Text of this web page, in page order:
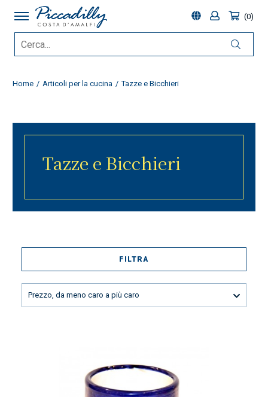
0
Home Articoli per la cucina Tazze e Bicchieri
Tazze e Bicchieri
FILTRA
Prezzo, da meno caro a più caro